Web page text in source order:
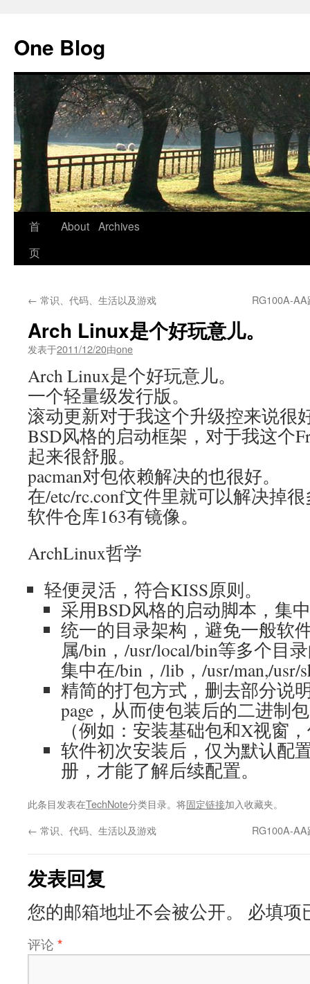
正
文
One Blog
首
页
About Archives
← 常识、代码、生活以及游戏 RG100A-
Arch Linux是个好玩意儿。
发表于2011/12/20由one
Arch Linux是个好玩意儿。
一个轻量级发行版。
滚动更新对于我这个升级控来说很
BSD风格的启动框架，对于我这个
起来很舒服。
pacman对包依赖解决的也很好。
在/etc/rc.conf文件里就可以解决掉
软件仓库163有镜像。
ArchLinux哲学
轻便灵活，符合KISS原则。
采用BSD风格的启动脚本，集
统一的目录架构，避免一般软
属/bin，/usr/local/bin等多个目
集中在/bin，/lib，/usr/man,/usr/
精简的打包方式，删去部分说
page，从而使包装后的二进制
（例如：安装基础包和X视窗
软件初次安装后，仅为默认配
册，才能了解后续配置。
此条目发表在TechNote分类目录。将固定链接加入收藏夹。
← 常识、代码、生活以及游戏 RG100A-
发表回复
您的邮箱地址不会被公开。 必填项
评论 *